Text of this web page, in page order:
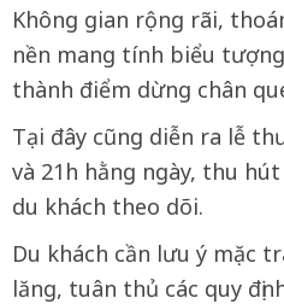
Không gian rộng rãi,
nền mang tính biểu
thành điểm dừng chân
Tại đây cũng diễn ra lễ
và 21h hằng ngày, thu
du khách theo dõi.
Du khách cần lưu ý mặc
lăng, tuân thủ các quy